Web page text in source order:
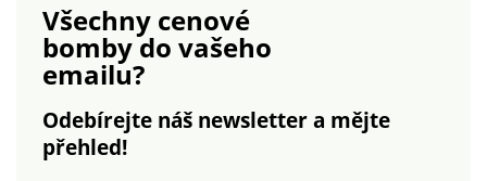
spodní lem. Lze prát
Všechny cenové
bombydo vašeho
emailu?
Odebírejte náš newsletter a mějte
přehled!